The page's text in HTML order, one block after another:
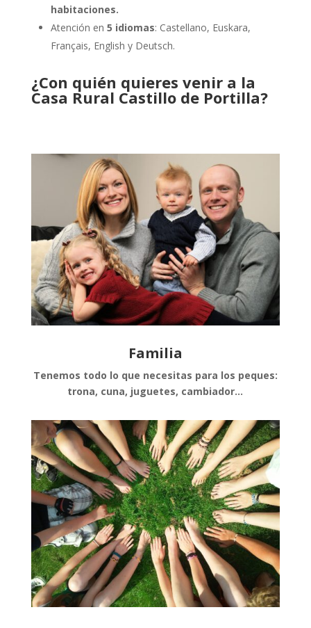
habitaciones.
Atención en 5 idiomas: Castellano, Euskara,
Français, English y Deutsch.
¿Con quién quieres venir a la
Casa Rural Castillo de Portilla?
Familia
Tenemos todo lo que necesitas para los peques:
trona, cuna, juguetes, cambiador…